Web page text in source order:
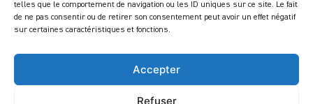
telles que le comportement de navigation ou les ID uniques sur ce site. Le fait
de ne pas consentir ou de retirer son consentement peut avoir un effet négatif
sur certaines caractéristiques et fonctions.
Accepter
Refuser
Newsletter :